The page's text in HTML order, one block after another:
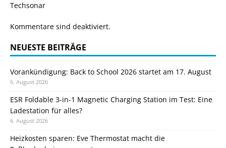
Techsonar
Kommentare sind deaktiviert.
NEUESTE BEITRÄGE
Vorankündigung: Back to School 2026 startet am 17. August
6. August 2026
ESR Foldable 3-in-1 Magnetic Charging Station im Test: Eine
Ladestation für alles?
6. August 2026
Heizkosten sparen: Eve Thermostat macht die